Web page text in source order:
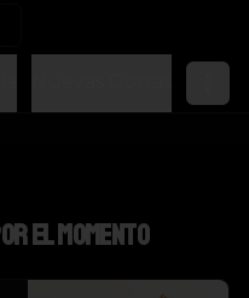
el momento